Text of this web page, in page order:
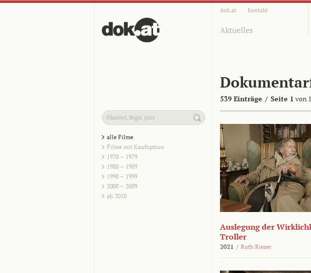
dok.at Kontakt
Aktuelles
539 Einträge / Seite 1 von
alle Filme
Filme mit Kaufoption
1970 – 1979
1980 – 1989
1990 – 1999
2000 – 2009
ab 2010
Auslegung der
Troller
2021 / Ruth Rieser